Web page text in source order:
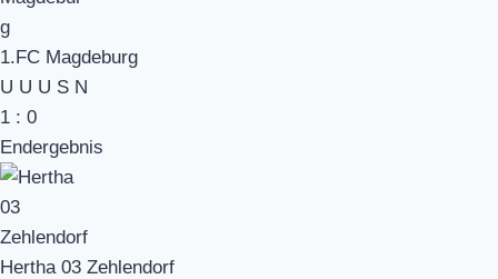
1.FC Magdeburg
U U U S N
1 : 0
Endergebnis
Hertha 03 Zehlendorf